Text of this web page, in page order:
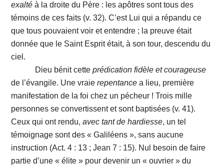
exalté à la droite du Père : les apôtres sont tous des
témoins de ces faits (v. 32). C’est Lui qui a répandu ce
que tous pouvaient voir et entendre ; la preuve était
donnée que le Saint Esprit était, à son tour, descendu du
ciel.
Dieu bénit cetteprédication fidèle et courageuse
de l’évangile. Une vraierepentance a lieu, première
manifestation de la foi chez un pécheur ! Trois mille
personnes se convertissent et sont baptisées (v. 41).
Ceux qui ont rendu,avec tant de hardiesse, un tel
témoignage sont des « Galiléens », sans aucune
instruction (Act. 4 : 13 ; Jean 7 : 15). Nul besoin de faire
partie d’une « élite » pour devenir un « ouvrier » du